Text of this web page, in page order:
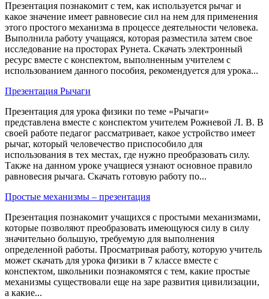
Презентация познакомит с тем, как используется рычаг и
какое значение имеет равновесие сил на нем для применения
этого простого механизма в процессе деятельности человека.
Выполнила работу учащаяся, которая разместила затем свое
исследование на просторах Рунета. Скачать электронный
ресурс вместе с конспектом, выполненным учителем с
использованием данного пособия, рекомендуется для урока...
Презентация Рычаги
Презентация для урока физики по теме «Рычаги»
представлена вместе с конспектом учителем Рожневой Л. В. В
своей работе педагог рассматривает, какое устройство имеет
рычаг, который человечество приспособило для
использования в тех местах, где нужно преобразовать силу.
Также на данном уроке учащиеся узнают основное правило
равновесия рычага. Скачать готовую работу по...
Простые механизмы – презентация
Презентация познакомит учащихся с простыми механизмами,
которые позволяют преобразовать имеющуюся силу в силу
значительно большую, требуемую для выполнения
определенной работы. Просматривая работу, которую учитель
может скачать для урока физики в 7 классе вместе с
конспектом, школьники познакомятся с тем, какие простые
механизмы существовали еще на заре развития цивилизации,
а какие...